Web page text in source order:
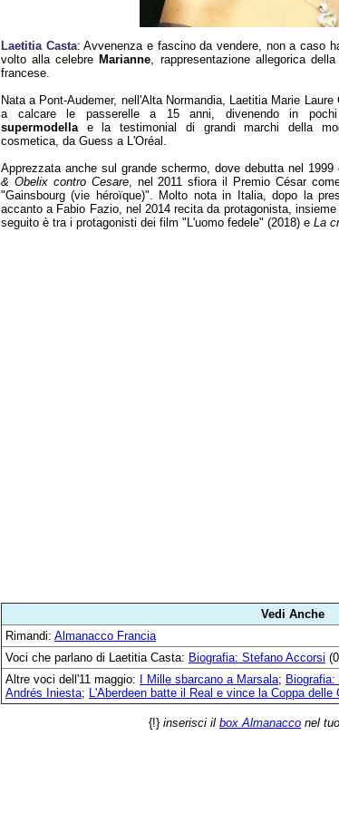
Laetitia Casta: Avvenenza e fascino da vendere, non a caso
volto alla celebre Marianne, rappresentazione allegorica della
francese.
Nata a Pont-Audemer, nell'Alta Normandia, Laetitia Marie Laure
a calcare le passerelle a 15 anni, divenendo in
supermodellae la testimonial di grandi marchi della
cosmetica, da Guess a L'Oréal.
Apprezzata anche sul grande schermo, dove debutta nel
& Obelix contro Cesare, nel 2011 sfiora il Premio César
"Gainsbourg (vie héroïque)". Molto nota in Italia, dopo la
accanto a Fabio Fazio, nel 2014 recita da protagonista,
seguito è tra i protagonisti dei film "L'uomo fedele" (2018) e La
Vedi Anche
Rimandi: Almanacco Francia
Voci che parlano di Laetitia Casta: Biografia: Stefano Accorsi
Altre voci dell'11 maggio:
I Mille sbarcano a Marsala;
Andrés Iniesta; L'Aberdeen batte il Real e vince la Coppa delle
{!} inserisci il box Almanacco nel